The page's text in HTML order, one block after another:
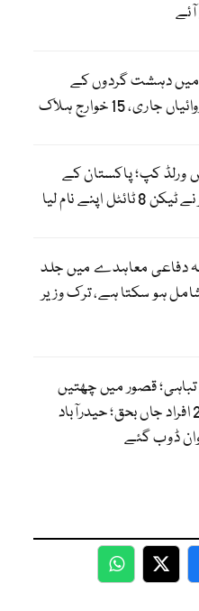
میں دہشت گردوں کے
15 خوارج ہلاک
ورلڈ کپ؛ پاکستان کے
اپنے نام لیا
دفاعی معاہدے میں جلد
ہو سکتا ہے، ترک وزیر
قصور میں چھتیں
گرنے سے 2 افراد جاں بحق؛ حیدرآباد
WhatsApp